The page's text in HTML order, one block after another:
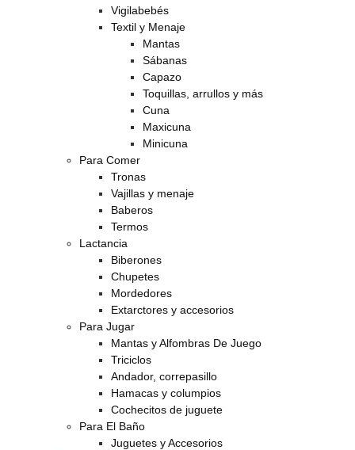
Vigilabebés
Textil y Menaje
Mantas
Sábanas
Capazo
Toquillas, arrullos y más
Cuna
Maxicuna
Minicuna
Para Comer
Tronas
Vajillas y menaje
Baberos
Termos
Lactancia
Biberones
Chupetes
Mordedores
Extarctores y accesorios
Para Jugar
Mantas y Alfombras De Juego
Triciclos
Andador, correpasillo
Hamacas y columpios
Cochecitos de juguete
Para El Baño
Juguetes y Accesorios